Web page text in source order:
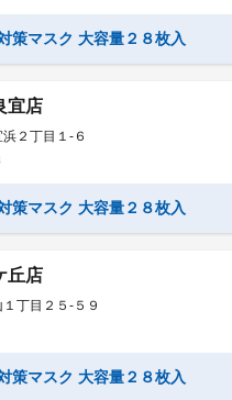
策マスク 大容量２８枚入
宜店
２丁目１-６
策マスク 大容量２８枚入
丘店
丁目２５-５９
策マスク 大容量２８枚入